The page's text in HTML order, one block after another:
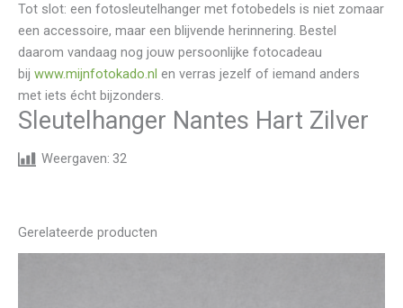
Tot slot: een fotosleutelhanger met fotobedels is niet zomaar
een accessoire, maar een blijvende herinnering. Bestel
daarom vandaag nog jouw persoonlijke fotocadeau
bij www.mijnfotokado.nl en verras jezelf of iemand anders
met iets écht bijzonders.
Sleutelhanger Nantes Hart Zilver
Weergaven: 32
Gerelateerde producten